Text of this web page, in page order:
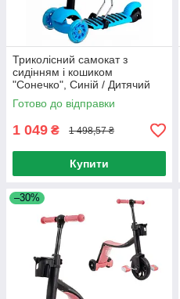
Триколісний самокат з
сидінням і кошиком
"Сонечко", Синій / Дитячий
самокат / Самокат для дітей
Готово до відправки
1 049 ₴ 1 498,57 ₴
Купити
–30%